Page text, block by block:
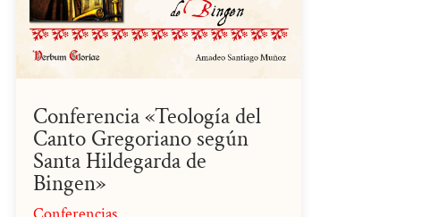
Conferencia «Teología del
Canto Gregoriano según
Santa Hildegarda de
Bingen»